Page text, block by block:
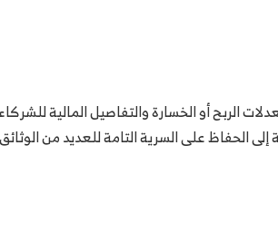
أو الخسارة والتفاصيل المالية
إلى الحفاظ على السرية التامة للعديد من